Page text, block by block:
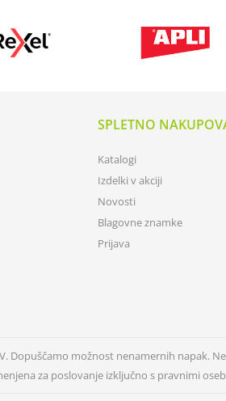
SPLETNO
Katalogi
Izdelki v akciji
Novosti
Blagovne znamke
Prijava
Dopuščamo možnost nenamernih napak.
za poslovanje izključno s pravnimi